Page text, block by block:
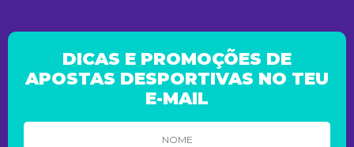
DICAS E PROMOÇÕES DE
APOSTAS DESPORTIVAS NO TEU
E-MAIL